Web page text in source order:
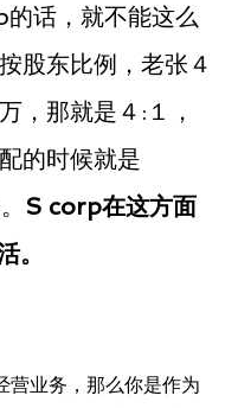
话，就不能这么
股东比例，老张４
，那就是４:１，
的时候就是
S corp在这方面
。
营业务，那么你是作为